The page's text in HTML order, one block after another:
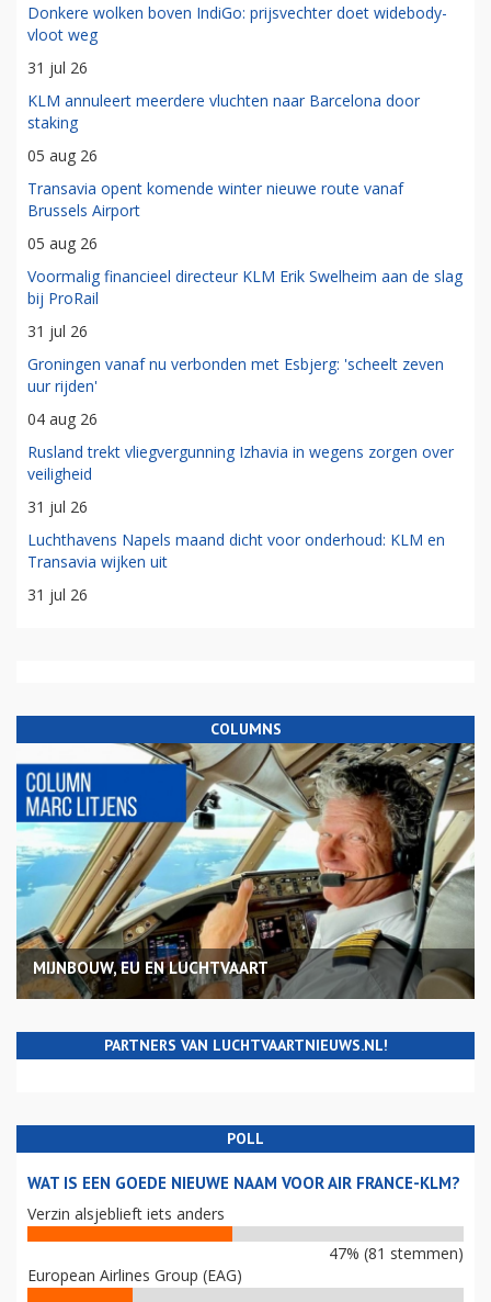
Donkere wolken boven IndiGo: prijsvechter doet widebody-
vloot weg
31 jul 26
KLM annuleert meerdere vluchten naar Barcelona door
staking
05 aug 26
Transavia opent komende winter nieuwe route vanaf
Brussels Airport
05 aug 26
Voormalig financieel directeur KLM Erik Swelheim aan de slag
bij ProRail
31 jul 26
Groningen vanaf nu verbonden met Esbjerg: 'scheelt zeven
uur rijden'
04 aug 26
Rusland trekt vliegvergunning Izhavia in wegens zorgen over
veiligheid
31 jul 26
Luchthavens Napels maand dicht voor onderhoud: KLM en
Transavia wijken uit
31 jul 26
COLUMNS
MIJNBOUW, EU EN LUCHTVAART
PARTNERS VAN LUCHTVAARTNIEUWS.NL!
POLL
WAT IS EEN GOEDE NIEUWE NAAM VOOR AIR FRANCE-KLM?
Verzin alsjeblieft iets anders
47% (81 stemmen)
European Airlines Group (EAG)